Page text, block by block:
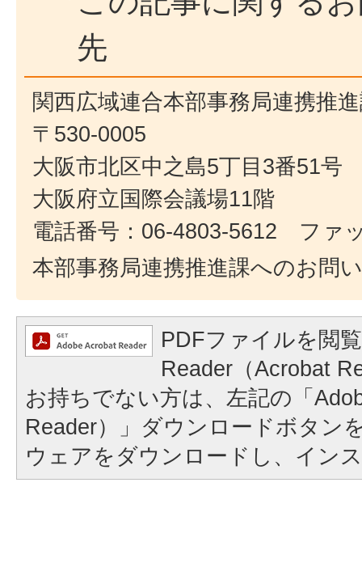
先
関西広域連合本部事務局連携推
〒530-0005
大阪市北区中之島5丁目3番51号
大阪府立国際会議場11階
電話番号：06-4803-5612 ファ
本部事務局連携推進課へのお問
PDFファイルを閲
Reader（Acrobat
お持ちでない方は、左記の「
Reader）」ダウンロードボタン
ウェアをダウンロードし、イン